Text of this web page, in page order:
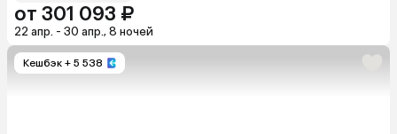
от 301 093 ₽
22 апр. - 30 апр., 8 ночей
Кешбэк + 5 538